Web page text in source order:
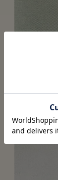
ゆとりの
寝返りを打